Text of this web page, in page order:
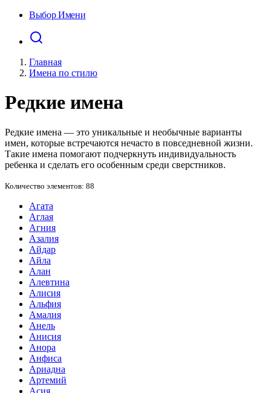
Выбор Имени
Главная
Имена по стилю
Редкие имена
Редкие имена — это уникальные и необычные варианты
имен, которые встречаются нечасто в повседневной жизни.
Такие имена помогают подчеркнуть индивидуальность
ребенка и сделать его особенным среди сверстников.
Количество элементов: 88
Агата
Аглая
Агния
Азалия
Айдар
Айла
Алан
Алевтина
Алисия
Альфия
Амалия
Анель
Анисия
Анора
Анфиса
Ариадна
Артемий
Асия